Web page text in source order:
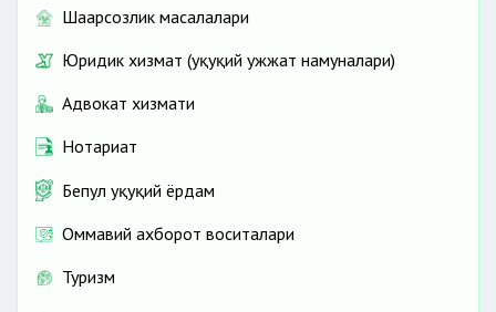
Шаҳарсозлик масалалари
Юридик хизмат (ҳуқуқий ҳужжат намуналари)
Адвокат хизмати
Нотариат
Бепул ҳуқуқий ёрдам
Оммавий ахборот воситалари
Туризм